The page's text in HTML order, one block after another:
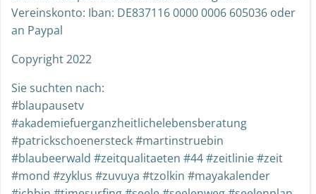
Vereinskonto: Iban: DE837116 0000 0006 605036 oder
an Paypal
Copyright 2022
Sie suchten nach:
#blaupausetv
#akademiefuerganzheitlichelebensberatung
#patrickschoenersteck #martinstruebin
#blaubeerwald #zeitqualitaeten #44 #zeitlinie #zeit
#mond #zyklus #zuvuya #tzolkin #mayakalender